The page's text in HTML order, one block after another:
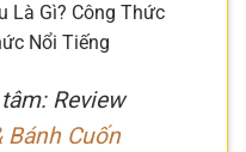
Là Gì? Công Thức
Nổi Tiếng
Review
Bánh Cuốn